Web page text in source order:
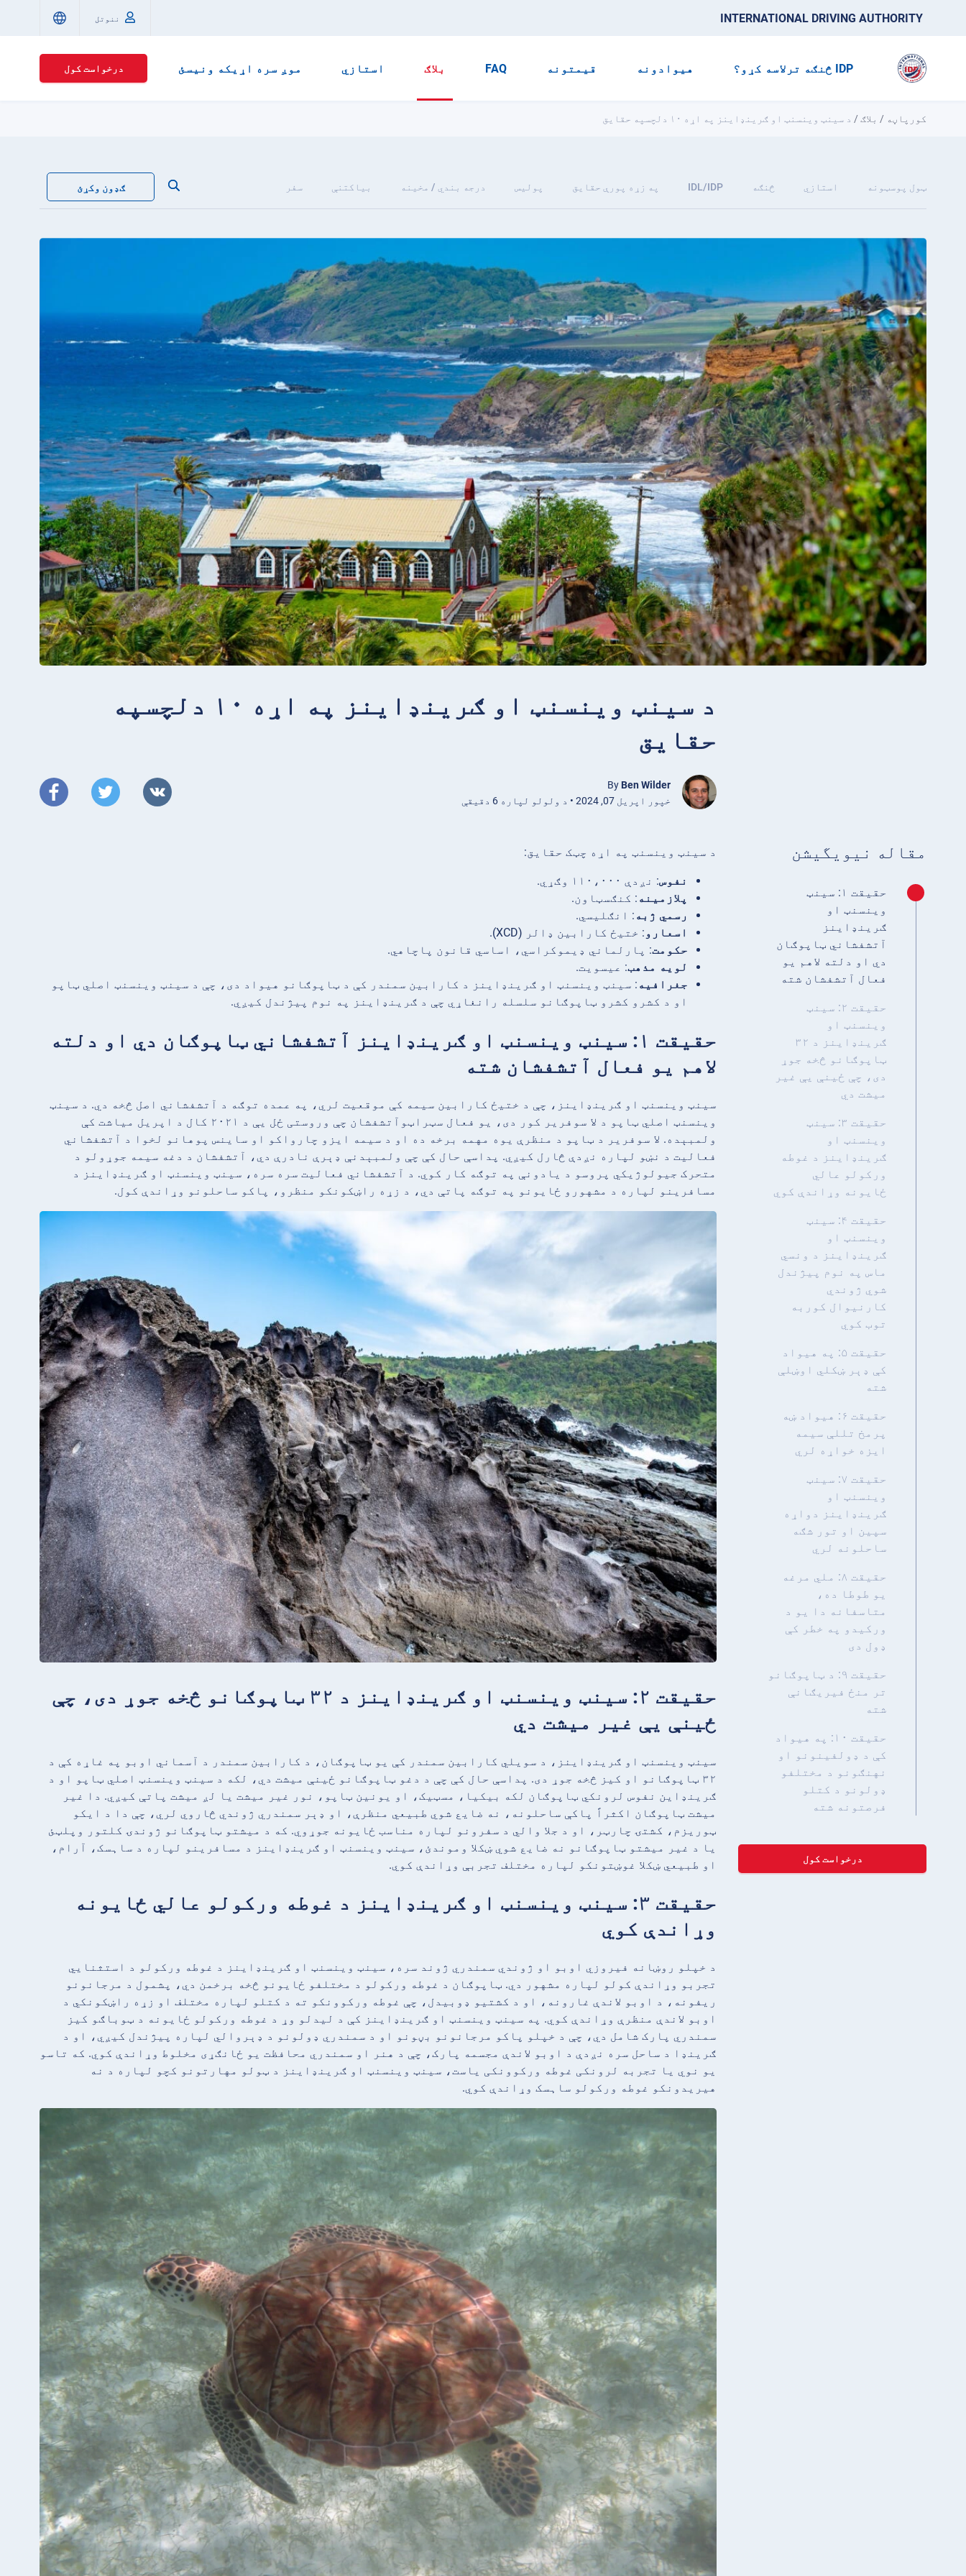
INTERNATIONAL DRIVING AUTHORITY ننوتل
IDP څنګه ترلاسه کړو؟ هیوادونه قیمتونه FAQ بلاګ استازي موږ سره اړیکه ونیسئ درخواست کول
کورپاڼه / بلاګ/ د سینټ وینسنټ او ګرینډاینز په اړه ۱۰ دلچسپه حقایق
ټول پوسټونه استازي څنګه IDL/IDP په زړه پورې حقایق پولیس درجه بندي / مخینه بیاکتنې سفر ګډون وکړئ
د سینټ وینسنټ او ګرینډاینز په اړه ۱۰ دلچسپه
حقایق
By Ben Wilder
خپور اپریل 07, 2024 • د ولولو لپاره 6 دقیقې
مقاله نیویگیشن
حقیقت ۱: سینټ
وینسنټ او
ګرینډاینز
آتشفشاني ټاپوګان
دي او دلته لاهم یو
فعال آتشفشان شته
حقیقت ۲: سینټ
وینسنټ او
ګرینډاینز د ۳۲
ټاپوګانو څخه جوړ
دی، چې ځینې یې غیر
میشت دي
حقیقت ۳: سینټ
وینسنټ او
ګرینډاینز د غوطه
ورکولو عالي
ځایونه وړاندې کوي
حقیقت ۴: سینټ
وینسنټ او
ګرینډاینز د ونسي
ماس په نوم پیژندل
شوي ژوندي
کارنیوال کوربه
توب کوي
حقیقت ۵: په هیواد
کې ډېر ښکلي اوښلې
شته
حقیقت ۶: هیواد ښه
پرمخ تللې سیمه
ایزه خواړه لري
حقیقت ۷: سینټ
وینسنټ او
ګرینډاینز دواړه
سپین او تور شګه
ساحلونه لري
حقیقت ۸: ملي مرغه
یو طوطا ده،
متاسفانه دا یو د
ورکیدو په خطر کې
ډول دی
حقیقت ۹: د ټاپوګانو
تر منځ فیریګانې
شته
حقیقت ۱۰: په هیواد
کې د ډولفینونو او
نهنګونو د مختلفو
ډولونو د کتلو
فرصتونه شته
درخواست کول
د سینټ وینسنټ په اړه چټک حقایق:
نفوس: نږدې ۱۱۰،۰۰۰ وګړي.
پلازمینه : کنګسټاون.
رسمي ژبه : انګلیسي.
اسعارو : ختیځ کارابین ډالر (XCD).
حکومت: پارلماني ډیموکراسي، اساسي قانون پاچاهي.
لویه مذهب: عیسویت.
جغرافیه : سینټ وینسنټ او ګرینډاینز د کارابین سمندر کې د ټاپوګانو هیواد دی، چې د سینټ وینسنټ اصلي ټاپو
او د کشرو کشرو ټاپوګانو سلسله رانغاړي چې د ګرینډاینز په نوم پیژندل کیږي.
حقیقت ۱: سینټ وینسنټ او ګرینډاینز آتشفشاني ټاپوګان دي او دلته
لاهم یو فعال آتشفشان شته
سینټ وینسنټ او ګرینډاینز، چې د ختیځ کارابین سیمه کې موقعیت لري، په عمده توګه د آتشفشاني اصل څخه دي. د سینټ
وینسنټ اصلي ټاپو د لا سوفریر کور دی، یو فعال سټراټوآتشفشان چې وروستی ځل یې د ۲۰۲۱ کال د اپریل میاشت کې
ولمبېده. لا سوفریر د ټاپو د منظرې یوه مهمه برخه ده او د سیمه ایزو چارواکو او ساینس پوهانو لخوا د آتشفشاني
فعالیت د نښو لپاره نږدې څارل کیږي. پداسې حال کې چې ولمبېدنې ډېرې نادرې دي، آتشفشان د دغه سیمه جوړولو د
متحرک جیولوژیکي پروسو د یادونې په توګه کار کوي. د آتشفشاني فعالیت سره سره، سینټ وینسنټ او ګرینډاینز د
مسافرینو لپاره د مشهورو ځایونو په توګه پاتې دي، د زړه راښکونکو منظرو، پاکو ساحلونو وړاندې کول.
حقیقت ۲: سینټ وینسنټ او ګرینډاینز د ۳۲ ټاپوګانو څخه جوړ دی، چې
ځینې یې غیر میشت دي
سینټ وینسنټ او ګرینډاینز، د سویلي کارابین سمندر کې یو ټاپوګان، د کارابین سمندر د آسماني اوبو په غاړه کې د
۳۲ ټاپوګانو او کیز څخه جوړ دی. پداسې حال کې چې د دغو ټاپوګانو ځینې میشت دي، لکه د سینټ وینسنټ اصلي ټاپو او د
ګرینډاین نفوس لرونکي ټاپوګان لکه بیکیا، مسټیک، او یونین ټاپو، نور غیر میشت یا لږ میشت پاتې کیږي. دا غیر
میشت ټاپوګان اکثراً پاکې ساحلونه، نه ضایع شوي طبیعي منظرې، او ډېر سمندري ژوندي څاروي لري، چې دا د ایکو
ټوریزم، کشتۍ چارټر، او د جلا والي د سفرونو لپاره مناسب ځایونه جوړوي. که د میشتو ټاپوګانو ژوندۍ کلتور وپلټئ
یا د غیر میشتو ټاپوګانو نه ضایع شوي ښکلا وموندئ، سینټ وینسنټ او ګرینډاینز د مسافرینو لپاره د ساہسک، آرام،
او طبیعي ښکلا غوښتونکو لپاره مختلف تجربې وړاندې کوي.
حقیقت ۳: سینټ وینسنټ او ګرینډاینز د غوطه ورکولو عالي ځایونه
وړاندې کوي
د خپلو روښانه فیروزي اوبو او ژوندي سمندري ژوند سره، سینټ وینسنټ او ګرینډاینز د غوطه ورکولو د استثنايي
تجربو وړاندې کولو لپاره مشهور دي. ټاپوګان د غوطه ورکولو د مختلفو ځایونو څخه برخمن دي، پشمول د مرجانونو
ریفونه، د اوبو لاندې غارونه، او د کشتیو ډوبیدل، چې غوطه ورکوونکو ته د کتلو لپاره مختلف او زړه راښکونکي د
اوبو لاندې منظرې وړاندې کوي. په سینټ وینسنټ او ګرینډاینز کې د لیدلو وړ د غوطه ورکولو ځایونه د ټوباګو کیز
سمندري پارک شامل دي، چې د خپلو پاکو مرجانونو بڼونو او د سمندري ډولونو د ډېروالي لپاره پیژندل کیږي، او د
ګرینډا د ساحل سره نږدې د اوبو لاندې مجسمه پارک، چې د هنر او سمندري محافظت یو ځانګړی مخلوط وړاندې کوي. که تاسو
یو نوي یا تجربه لرونکی غوطه ورکوونکی یاست، سینټ وینسنټ او ګرینډاینز د ټولو مهارتونو کچو لپاره د نه
هیریدونکو غوطه ورکولو ساہسک وړاندې کوي.